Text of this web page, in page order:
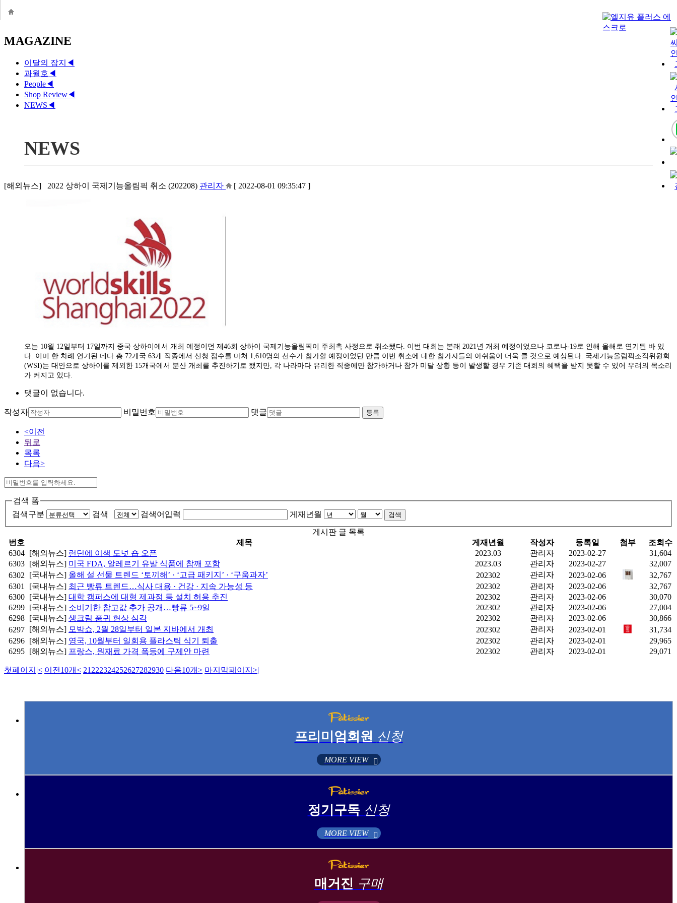
MAGAZINE
이달의 잡지 ◀
과월호 ◀
People◀
Shop Review◀
NEWS ◀
NEWS
[해외뉴스] 2022 상하이 국제기능올림픽 취소 (202208) 관리자 [ 2022-08-01 09:35:47 ]
오는 10월 12일부터 17일까지 중국 상하이에서 개최 예정이던 제46회 상하이 국제기능올림픽이 주최측 사정으로 취소됐다. 이번 대회는 본래 2021년 개최 예정이었으나 코로나-19로 인해 올해로 연기된 바 있
다. 이미 한 차례 연기된 데다 총 72개국 63개 직종에서 신청 접수를 마쳐 1,610명의 선수가 참가할 예정이었던 만큼 이번 취소에 대한 참가자들의 아쉬움이 더욱 클 것으로 예상된다. 국제기능올림픽조직위원회
(WSI)는 대안으로 상하이를 제외한 15개국에서 분산 개최를 추진하기로 했지만, 각 나라마다 유리한 직종에만 참가하거나 참가 미달 상황 등이 발생할 경우 기존 대회의 혜택을 받지 못할 수 있어 우려의 목소리
가 커지고 있다.
댓글이 없습니다.
작성자 비밀번호 댓글 등록
<이전
뒤로
목록
다음>
검색 폼
검색구분
검색 검색어입력 게재년월 검색
게시판 글 목록
번호
제목 게재년월 작성자 등록일 첨부
조회수
6304 [해외뉴스] 런던에 이색 도넛 숍 오픈 2023.03 관리자 2023-02-27
31,604
6303 [해외뉴스] 미국 FDA, 알레르기 유발 식품에 참깨 포함 2023.03 관리자 2023-02-27
32,007
6302
[국내뉴스] 올해 설 선물 트렌드 ‘토끼해’ · ‘고급 패키지’ · ‘구움과자’ 202302 관리자 2023-02-06
32,767
6301
[국내뉴스] 최근 빵류 트렌드…식사 대용 · 건강 · 지속 가능성 등 202302 관리자 2023-02-06
32,767
6300 [국내뉴스] 대학 캠퍼스에 대형 제과점 등 설치 허용 추진 202302 관리자 2023-02-06
30,070
6299 [국내뉴스] 소비기한 참고값 추가 공개…빵류 5~9일 202302 관리자 2023-02-06
27,004
6298 [국내뉴스] 생크림 품귀 현상 심각 202302 관리자 2023-02-06
30,866
6297 [해외뉴스] 모박쇼, 2월 28일부터 일본 지바에서 개최 202302 관리자 2023-02-01
31,734
6296 [해외뉴스] 영국, 10월부터 일회용 플라스틱 식기 퇴출 202302 관리자 2023-02-01
29,965
6295 [해외뉴스] 프랑스, 원재료 가격 폭등에 구제안 마련 202302 관리자 2023-02-01 29,071
첫페이지 |< 이전10개< 21 222324252627282930 다음10개> 마지막페이지 >|
프리미엄회원 신청
MORE VIEW
정기구독 신청
MORE VIEW
매거진 구매